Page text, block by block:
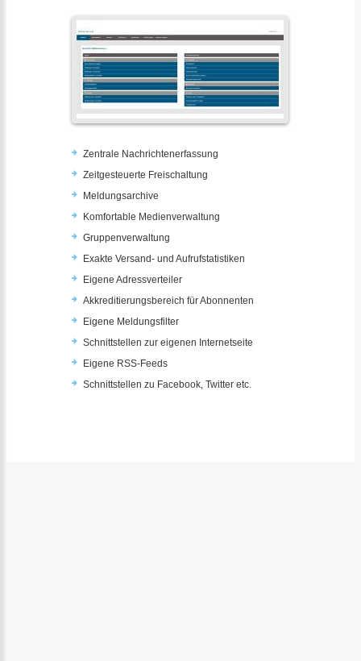
Zentrale Nachrichtenerfassung
Zeitgesteuerte Freischaltung
Meldungsarchive
Komfortable Medienverwaltung
Gruppenverwaltung
Exakte Versand- und Aufrufstatistiken
Eigene Adressverteiler
Akkreditierungsbereich für Abonnenten
Eigene Meldungsfilter
Schnittstellen zur eigenen Internetseite
Eigene RSS-Feeds
Schnittstellen zu Facebook, Twitter etc.